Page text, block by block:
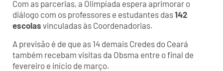
Com as parcerias, a Olimpíada espera aprimorar o
diálogo com os professores e estudantes das142
escolas vinculadas às Coordenadorias.
A previsão é de que as 14 demais Credes do Ceará
também recebam visitas da Obsma entre o final de
fevereiro e início de março.